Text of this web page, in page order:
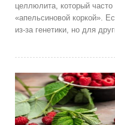
целлюлита, который часто
«апельсиновой коркой».
из-за генетики, но для